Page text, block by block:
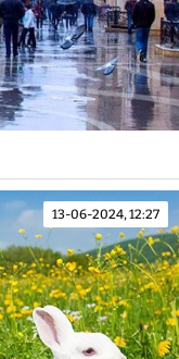
13-06-2024, 12:27